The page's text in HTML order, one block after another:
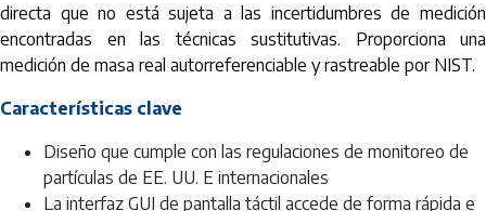
directa que no está sujeta a las incertidumbres de medición
encontradas en las técnicas sustitutivas. Proporciona una
medición de masa real autorreferenciable y rastreable por NIST.
Características clave
Diseño que cumple con las regulaciones de monitoreo de
partículas de EE. UU. E internacionales
La interfaz GUI de pantalla táctil accede de forma rápida e